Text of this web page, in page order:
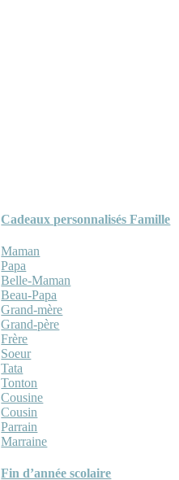
Cadeaux personnalisés Famille
Maman
Papa
Belle-Maman
Beau-Papa
Grand-mère
Grand-père
Frère
Soeur
Tata
Tonton
Cousine
Cousin
Parrain
Marraine
Fin d’année scolaire